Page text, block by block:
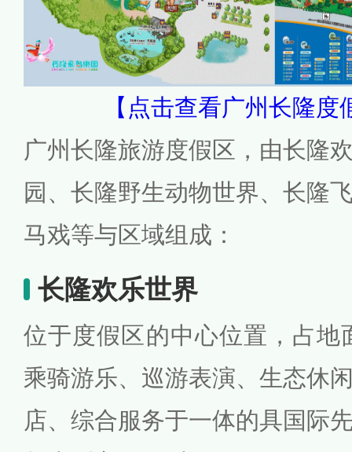
【点击查看广州长隆
广州长隆旅游度假区，由长隆
园、长隆野生动物世界、长隆
马戏等与区域组成：
长隆欢乐世界
位于度假区的中心位置，占地
乘骑游乐、巡游表演、生态休
店、综合服务于一体的具国际